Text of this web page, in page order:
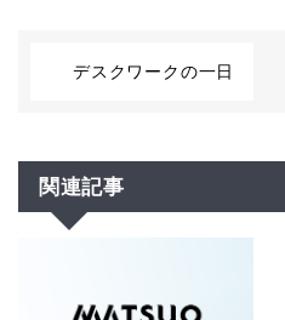
デスクワークの一日
関連記事